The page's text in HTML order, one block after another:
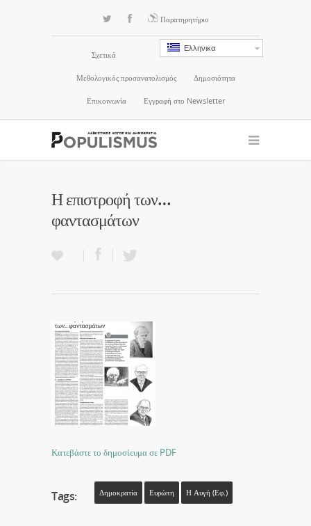
Παρατηρητήριο
Ελληνικα
Σχετικά
Μεθολογικός προσανατολισμός Δημοσιότητα
Επικοινωνία Εγγραφή στο Newsletter
Η επιστροφή των…
φαντασμάτων
Κατεβάστε το δημοσίευμα σε PDF
Tags: Δημοκρατία Ευρώπη Η Αυγή (εφ.)